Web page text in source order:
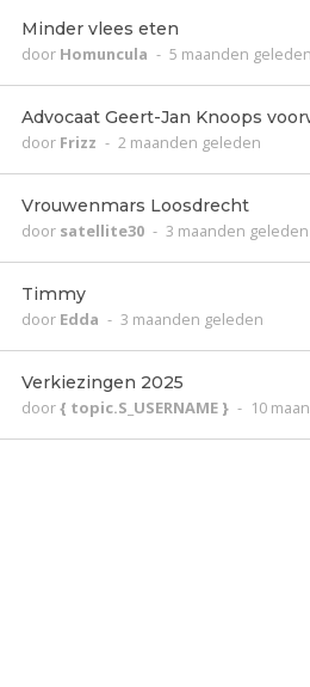
Minder vlees eten
door Homuncula - 5 maanden geleden
Advocaat Geert-Jan Knoops
door Frizz - 2 maanden geleden
Vrouwenmars Loosdrecht
door satellite30 - 3 maanden geleden
Timmy
door Edda - 3 maanden geleden
Verkiezingen 2025
door{ topic.S_USERNAME } - 10